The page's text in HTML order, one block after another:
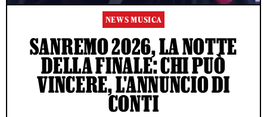
NEWS MUSICA
SANREMO 2026, LA NOTTE
DELLA FINALE: CHI PUÒ
VINCERE, L'ANNUNCIO DI
CONTI